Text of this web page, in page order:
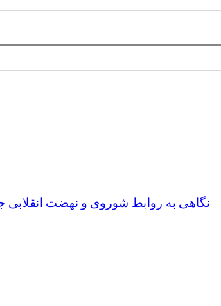
نگاهی به روابط شوروی و نهضت انقلابی